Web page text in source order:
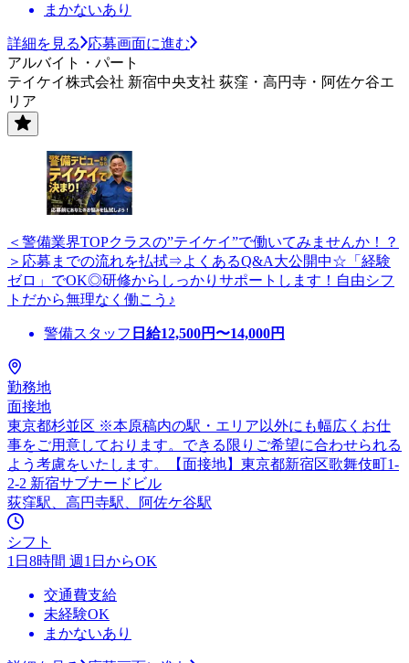
まかないあり
詳細を見る
応募画面に進む
アルバイト・パート
テイケイ株式会社 新宿中央支社 荻窪・高円寺・阿佐ケ谷エ
リア
＜警備業界TOPクラスの”テイケイ”で働いてみませんか！？
＞応募までの流れを払拭⇒よくあるQ&A大公開中☆「経験
ゼロ」でOK◎研修からしっかりサポートします！自由シフ
トだから無理なく働こう♪
警備スタッフ 日給12,500円〜14,000円
勤務地
面接地
東京都杉並区 ※本原稿内の駅・エリア以外にも幅広くお仕
事をご用意しております。できる限りご希望に合わせられる
よう考慮をいたします。【面接地】東京都新宿区歌舞伎町1-
2-2 新宿サブナードビル
荻窪駅、高円寺駅、阿佐ケ谷駅
シフト
1日8時間 週1日からOK
交通費支給
未経験OK
まかないあり